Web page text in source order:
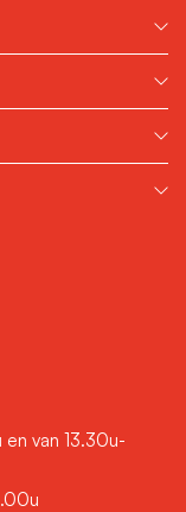
van 13.30u-